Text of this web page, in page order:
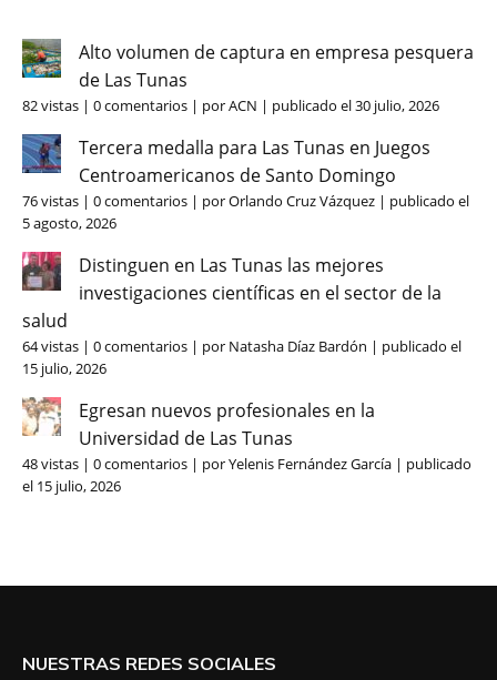
Alto volumen de captura en empresa pesquera
de Las Tunas
82 vistas | 0 comentarios | porACN | publicado el 30 julio, 2026
Tercera medalla para Las Tunas en Juegos
Centroamericanos de Santo Domingo
76 vistas | 0 comentarios | porOrlando Cruz Vázquez | publicado el
5 agosto, 2026
Distinguen en Las Tunas las mejores
investigaciones científicas en el sector de la
salud
64 vistas | 0 comentarios | por Natasha Díaz Bardón | publicado el
15 julio, 2026
Egresan nuevos profesionales en la
Universidad de Las Tunas
48 vistas | 0 comentarios | porYelenis Fernández García | publicado
el 15 julio, 2026
NUESTRAS REDES SOCIALES